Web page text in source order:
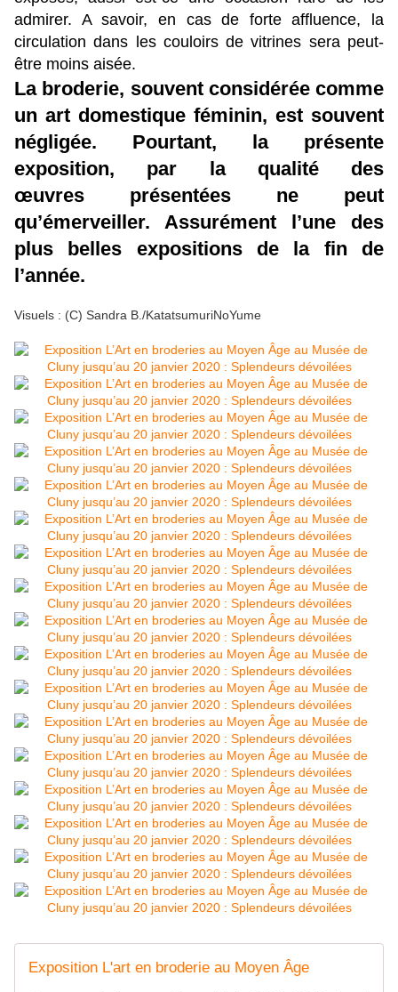
admirer. A savoir, en cas de forte affluence, la
circulation dans les couloirs de vitrines sera peut-
être moins aisée.
La broderie, souvent considérée comme
un art domestique féminin, est souvent
négligée. Pourtant, la présente
exposition, par la qualité des
œuvres présentées ne peut
qu’émerveiller. Assurément l’une des
plus belles expositions de la fin de
l’année.
Visuels : (C) Sandra B./KatatsumuriNoYume
Exposition L'art en broderie au Moyen Âge